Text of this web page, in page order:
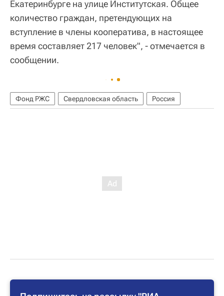
Екатеринбурге на улице Институтская. Общее
количество граждан, претендующих на
вступление в члены кооператива, в настоящее
время составляет 217 человек", - отмечается в
сообщении.
Фонд РЖС Свердловская область Россия